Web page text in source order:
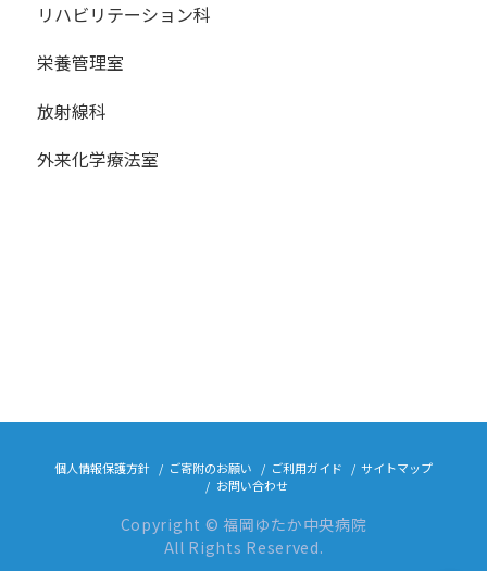
リハビリテーション科
栄養管理室
放射線科
外来化学療法室
個人情報保護方針 ご寄附のお願い ご利用ガイド
サイトマップ
お問い合わせ
Copyright © 福岡ゆたか中央病院
All Rights Reserved.